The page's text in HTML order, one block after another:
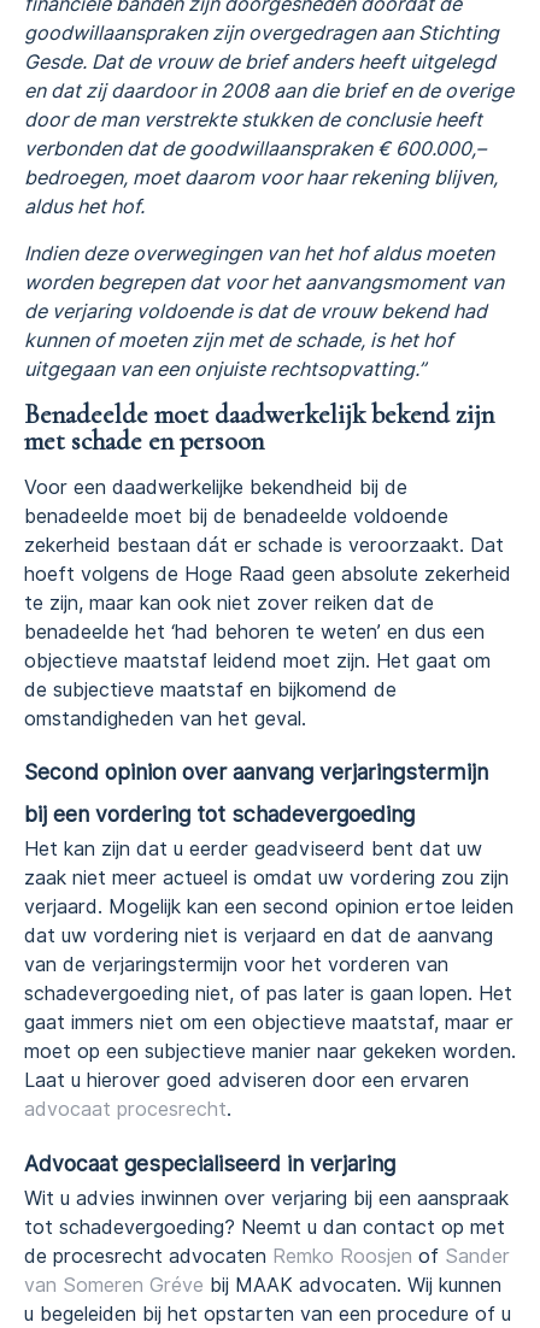
goodwillaanspraken zijn overgedragen aan Stichting
Gesde. Dat de vrouw de brief anders heeft uitgelegd
en dat zij daardoor in 2008 aan die brief en de overige
door de man verstrekte stukken de conclusie heeft
verbonden dat de goodwillaanspraken € 600.000,–
bedroegen, moet daarom voor haar rekening blijven,
aldus het hof.
Indien deze overwegingen van het hof aldus moeten
worden begrepen dat voor het aanvangsmoment van
de verjaring voldoende is dat de vrouw bekend had
kunnen of moeten zijn met de schade, is het hof
uitgegaan van een onjuiste rechtsopvatting.”
Benadeelde moet daadwerkelijk bekend zijn
met schade en persoon
Voor een daadwerkelijke bekendheid bij de
benadeelde moet bij de benadeelde voldoende
zekerheid bestaan dát er schade is veroorzaakt. Dat
hoeft volgens de Hoge Raad geen absolute zekerheid
te zijn, maar kan ook niet zover reiken dat de
benadeelde het ‘had behoren te weten’ en dus een
objectieve maatstaf leidend moet zijn. Het gaat om
de subjectieve maatstaf en bijkomend de
omstandigheden van het geval.
Second opinion over aanvang verjaringstermijn
bij een vordering tot schadevergoeding
Het kan zijn dat u eerder geadviseerd bent dat uw
zaak niet meer actueel is omdat uw vordering zou zijn
verjaard. Mogelijk kan een second opinion ertoe leiden
dat uw vordering niet is verjaard en dat de aanvang
van de verjaringstermijn voor het vorderen van
schadevergoeding niet, of pas later is gaan lopen. Het
gaat immers niet om een objectieve maatstaf, maar er
moet op een subjectieve manier naar gekeken worden.
Laat u hierover goed adviseren door een ervaren
advocaat procesrecht.
Advocaat gespecialiseerd in verjaring
Wit u advies inwinnen over verjaring bij een aanspraak
tot schadevergoeding? Neemt u dan contact op met
de procesrecht advocaten Remko Roosjen of Sander
van Someren Gréve bij MAAK advocaten. Wij kunnen
u begeleiden bij het opstarten van een procedure of u